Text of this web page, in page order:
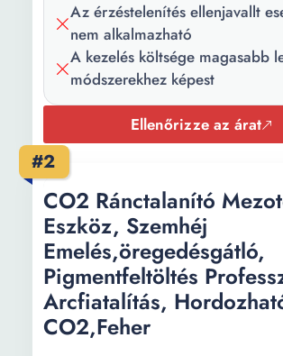
Az érzéstelenítés ellenjavallt
nem alkalmazható
A kezelés költsége magasabb
módszerekhez képest
Ellenőrizze az árat
#2
CO2 Ránctalanító
Eszköz, Szemhéj
Emelés,öregedésgátló,
Pigmentfeltöltés
Arcfiatalítás,
CO2,Feher